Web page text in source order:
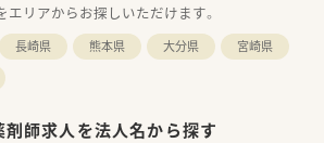
リアからお探しいただけます。
長崎県 熊本県 大分県
宮崎県
師求人を法人名から探す